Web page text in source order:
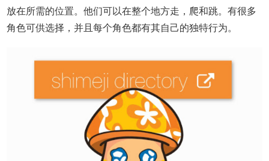
放在所需的位置。他们可以在整个地方走，爬和跳。有很多
角色可供选择，并且每个角色都有其自己的独特行为。